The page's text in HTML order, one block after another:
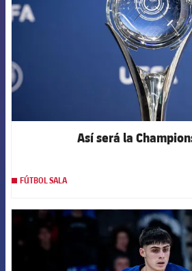
Así será la
FÚTBOL SALA
FCB